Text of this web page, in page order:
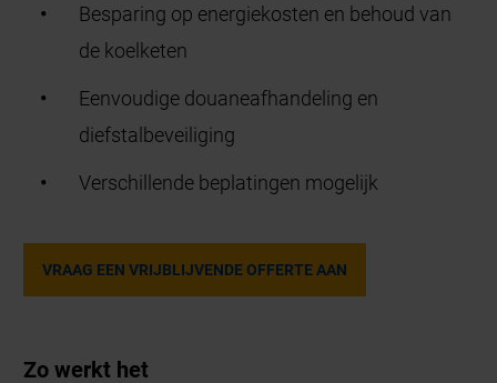
Besparing op energiekosten en behoud van
de koelketen
Eenvoudige douaneafhandeling en
diefstalbeveiliging
Verschillende beplatingen mogelijk
VRAAG EEN VRIJBLIJVENDE OFFERTE AAN
Zo werkt het